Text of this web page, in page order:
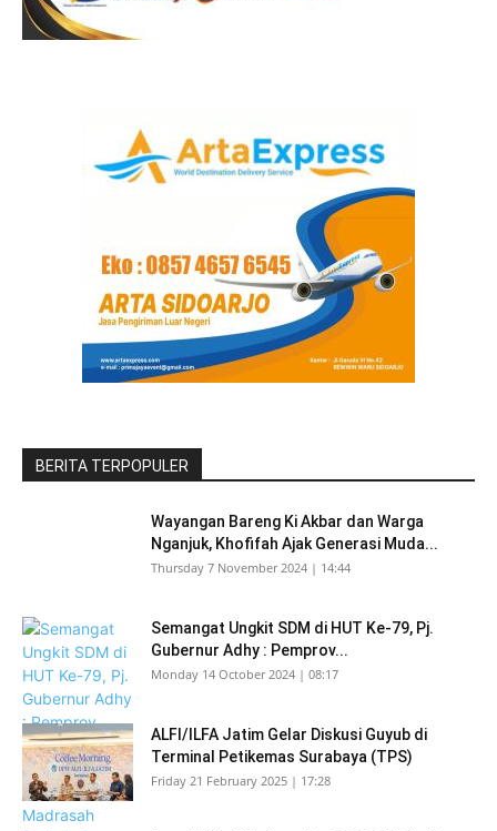
BERITA TERPOPULER
Wayangan Bareng Ki Akbar dan Warga
Nganjuk, Khofifah Ajak Generasi Muda...
Thursday 7 November 2024 | 14:44
Semangat Ungkit SDM di HUT Ke-79, Pj.
Gubernur Adhy : Pemprov...
Monday 14 October 2024 | 08:17
ALFI/ILFA Jatim Gelar Diskusi Guyub di
Terminal Petikemas Surabaya (TPS)
Friday 21 February 2025 | 17:28